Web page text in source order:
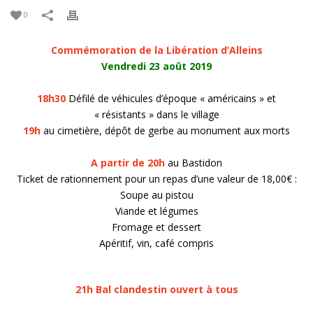
0
Commémoration de la Libération d’Alleins
Vendredi 23 août 2019
18h30 Défilé de véhicules d’époque « américains » et
« résistants » dans le village
19h au cimetière, dépôt de gerbe au monument aux morts
A partir de 20h au Bastidon
Ticket de rationnement pour un repas d’une valeur de 18,00€ :
Soupe au pistou
Viande et légumes
Fromage et dessert
Apéritif, vin, café compris
21h Bal clandestin ouvert à tous